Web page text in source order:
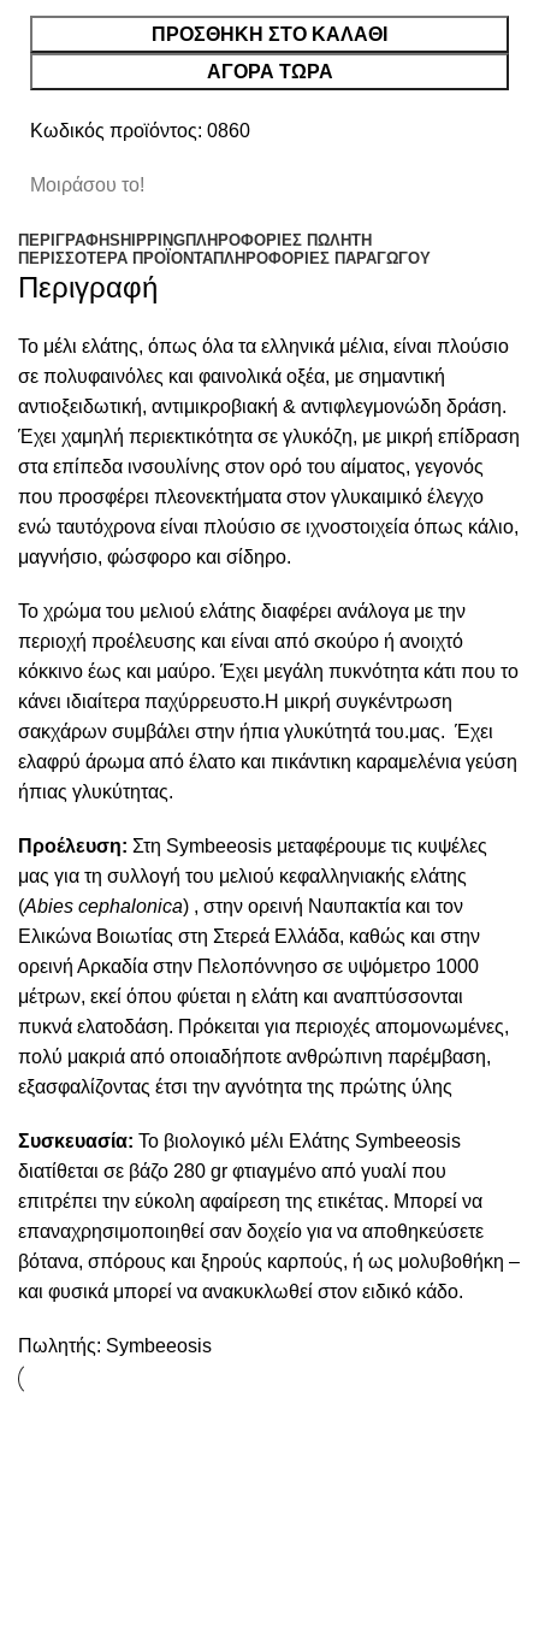
ΠΡΟΣΘΉΚΗ ΣΤΟ ΚΑΛΆΘΙ
ΑΓΟΡΑ ΤΩΡΑ
Κωδικός προϊόντος: 0860
Μοιράσου το!
ΠΕΡΙΓΡΑΦΉSHIPPINGΠΛΗΡΟΦΟΡΊΕΣ ΠΩΛΗΤΉ
ΠΕΡΙΣΣΌΤΕΡΑ ΠΡΟΪΌΝΤΑΠΛΗΡΟΦΟΡΙΕΣ ΠΑΡΑΓΩΓΟΥ
Περιγραφή
Το μέλι ελάτης, όπως όλα τα ελληνικά μέλια, είναι πλούσιο
σε πολυφαινόλες και φαινολικά οξέα, με σημαντική
αντιοξειδωτική, αντιμικροβιακή & αντιφλεγμονώδη δράση.
Έχει χαμηλή περιεκτικότητα σε γλυκόζη, με μικρή επίδραση
στα επίπεδα ινσουλίνης στον ορό του αίματος, γεγονός
που προσφέρει πλεονεκτήματα στον γλυκαιμικό έλεγχο
ενώ ταυτόχρονα είναι πλούσιο σε ιχνοστοιχεία όπως κάλιο,
μαγνήσιο, φώσφορο και σίδηρο.
Το χρώμα του μελιού ελάτης διαφέρει ανάλογα με την
περιοχή προέλευσης και είναι από σκούρο ή ανοιχτό
κόκκινο έως και μαύρο. Έχει μεγάλη πυκνότητα κάτι που το
κάνει ιδιαίτερα παχύρρευστο.Η μικρή συγκέντρωση
σακχάρων συμβάλει στην ήπια γλυκύτητά του.μας. Έχει
ελαφρύ άρωμα από έλατο και πικάντικη καραμελένια γεύση
ήπιας γλυκύτητας.
Προέλευση: Στη Symbeeosis μεταφέρουμε τις κυψέλες
μας για τη συλλογή του μελιού κεφαλληνιακής ελάτης
(Abies cephalonica) , στην ορεινή Ναυπακτία και τον
Ελικώνα Βοιωτίας στη Στερεά Ελλάδα, καθώς και στην
ορεινή Αρκαδία στην Πελοπόννησο σε υψόμετρο 1000
μέτρων, εκεί όπου φύεται η ελάτη και αναπτύσσονται
πυκνά ελατοδάση. Πρόκειται για περιοχές απομονωμένες,
πολύ μακριά από οποιαδήποτε ανθρώπινη παρέμβαση,
εξασφαλίζοντας έτσι την αγνότητα της πρώτης ύλης
Συσκευασία: To βιολογικό μέλι Ελάτης Symbeeosis
διατίθεται σε βάζο 280 gr φτιαγμένο από γυαλί που
επιτρέπει την εύκολη αφαίρεση της ετικέτας. Μπορεί να
επαναχρησιμοποιηθεί σαν δοχείο για να αποθηκεύσετε
βότανα, σπόρους και ξηρούς καρπούς, ή ως μολυβοθήκη –
και φυσικά μπορεί να ανακυκλωθεί στον ειδικό κάδο.
Πωλητής: Symbeeosis